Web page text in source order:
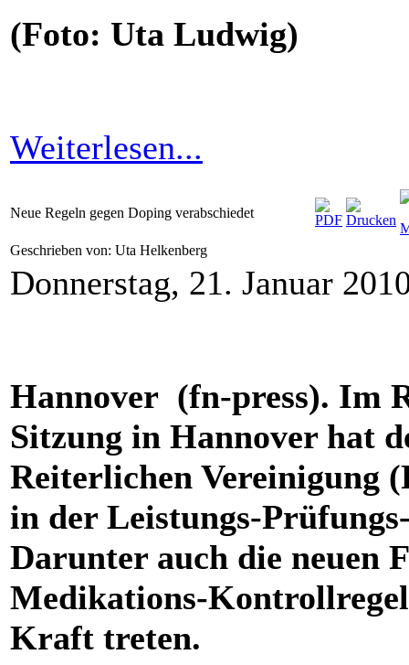
(Foto: Uta Ludwig)
Weiterlesen...
Neue Regeln gegen Doping verabschiedet
Geschrieben von: Uta Helkenberg
Donnerstag, 21. Januar
Hannover (fn-press). Im
Sitzung in Hannover hat
Reiterlichen Vereinigung
in der Leistungs-
Darunter auch die neuen
Medikations-
Kraft treten.